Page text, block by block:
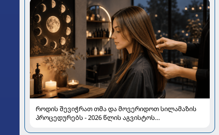
როდის შევიჭრათ თმა და მოვერიდოთ სილამაზის
პროცედურებს - 2026 წლის აგვისტოს